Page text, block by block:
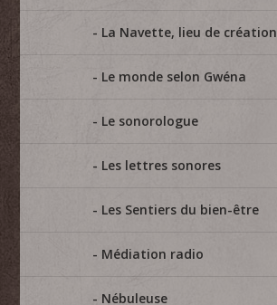
La Navette, lieu de création
Le monde selon Gwéna
Le sonorologue
Les lettres sonores
Les Sentiers du bien-être
Médiation radio
Nébuleuse